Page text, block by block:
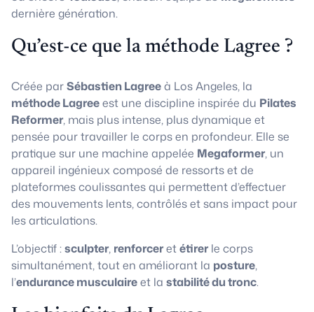
dernière génération.
Qu’est-ce que la méthode Lagree ?
Créée parSébastien Lagreeà Los Angeles, la
méthode Lagreeest une discipline inspirée du Pilates
Reformer, mais plus intense, plus dynamique et
pensée pour travailler le corps en profondeur. Elle se
pratique sur une machine appelée Megaformer, un
appareil ingénieux composé de ressorts et de
plateformes coulissantes qui permettent d’effectuer
des mouvements lents, contrôlés et sans impact pour
les articulations.
L’objectif :sculpter, renforceretétirerle corps
simultanément, tout en améliorant la posture,
l’endurance musculaireet la stabilité du tronc.